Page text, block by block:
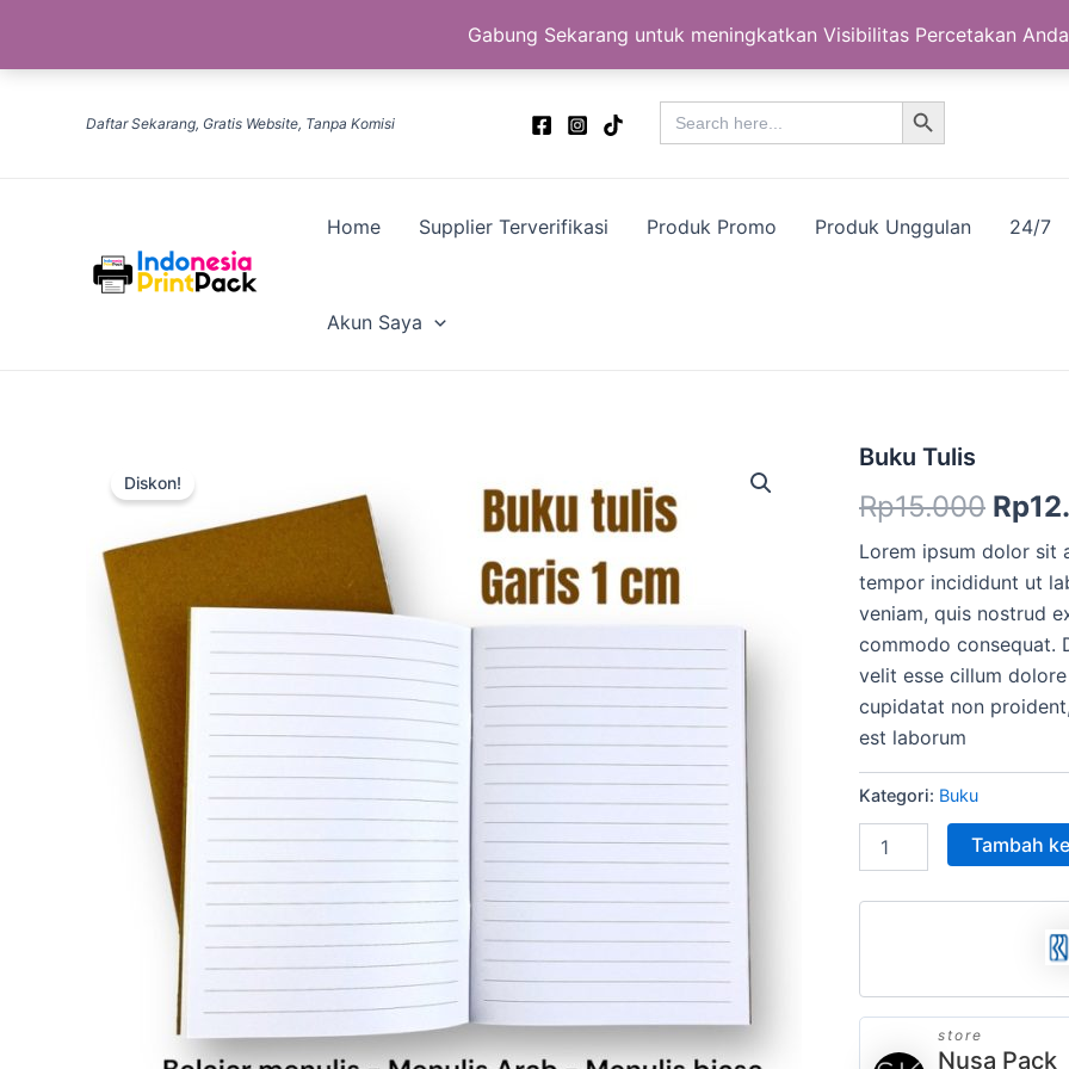
Gabung Sekarang untuk meningkatkan Visibilitas Percetakan
Daftar Sekarang, Gratis Website, Tanpa Komisi
Search
for:
Search Button
Home Supplier Terverifikasi Produk Promo Produk Unggulan 24/7
Akun Saya
Diskon!
Buku Tulis
Rp15.000 Rp
Lorem ipsum dolor sit
tempor incididunt ut
veniam, quis nostrud
commodo consequat.
velit esse cillum
cupidatat non
est laborum
Kategori: Buku
Kuantitas
Tulis
Tambah
store
Nusa Pack